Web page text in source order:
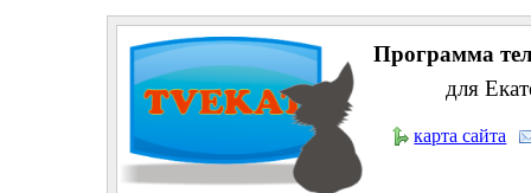
Программа
для
карта сайта